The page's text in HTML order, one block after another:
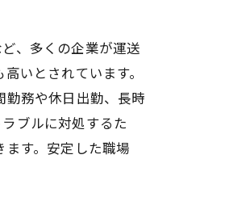
、多くの企業が運送
いとされています。
務や休日出勤、長時
ブルに対処するた
す。安定した職場